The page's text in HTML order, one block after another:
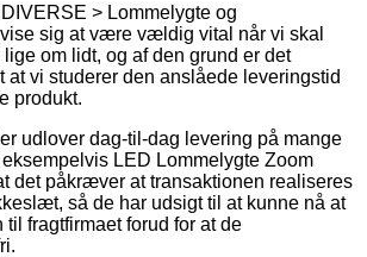
> Lommelygte og
sig at være vældig vital når vi skal
om lidt, og af den grund er det
at vi studerer den anslåede leveringstid
produkt.
udlover dag-til-dag levering på mange
LED Lommelygte Zoom
det påkræver at transaktionen realiseres
så de har udsigt til at kunne nå at
til fragtfirmaet forud for at de